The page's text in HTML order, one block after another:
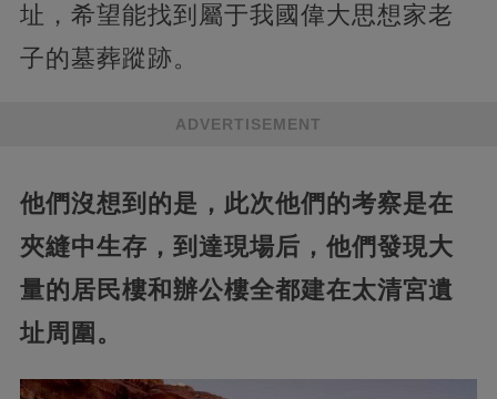
址，希望能找到屬于我國偉大思想家老
子的墓葬蹤跡。
ADVERTISEMENT
他們沒想到的是，此次他們的考察是在
夾縫中生存，到達現場后，他們發現大
量的居民樓和辦公樓全都建在太清宮遺
址周圍。